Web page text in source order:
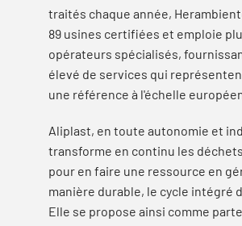
traités chaque année,
89 usines certifiées et emploie
opérateurs spécialisés,
élevé de services qui
une référence à l'échelle
Aliplast, en toute autonomie et
transforme en continu les
pour en faire une ressource en
manière durable, le cycle intégré
Elle se propose ainsi comme